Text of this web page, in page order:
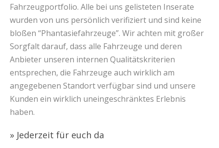
Fahrzeugportfolio. Alle bei uns gelisteten Inserate
wurden von uns persönlich verifiziert und sind keine
bloßen “Phantasiefahrzeuge”. Wir achten mit großer
Sorgfalt darauf, dass alle Fahrzeuge und deren
Anbieter unseren internen Qualitätskriterien
entsprechen, die Fahrzeuge auch wirklich am
angegebenen Standort verfügbar sind und unsere
Kunden ein wirklich uneingeschränktes Erlebnis
haben.
» Jederzeit für euch da